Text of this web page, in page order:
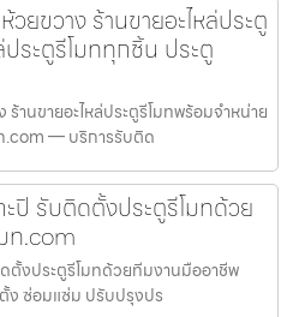
วยขวาง ร้านขายอะไหล่ประตู
ระตูรีโมททุกชิ้น ประตู
ร้านขายอะไหล่ประตูรีโมทพร้อมจำหน่าย
.com — บริการรับติด
ปิ รับติดตั้งประตูรีโมทด้วย
ท.com
ตั้งประตูรีโมทด้วยทีมงานมืออาชีพ
ง ซ่อมแซ่ม ปรับปรุงปร